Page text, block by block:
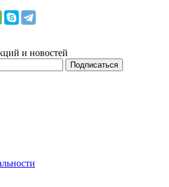
и новостей
Подписаться